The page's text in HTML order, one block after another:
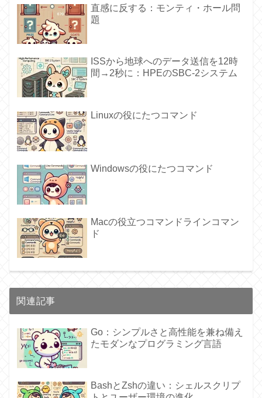
直感に反する：モンティ・ホール問
題
ISSから地球へのデータ送信を12時
間→2秒に：HPEのSBC-2システム
Linuxの役にたつコマンド
Windowsの役にたつコマンド
Macの役立つコマンドラインコマン
ド
関連記事
Go：シンプルさと高性能を兼ね備え
たモダンなプログラミング言語
BashとZshの違い：シェルスクリプ